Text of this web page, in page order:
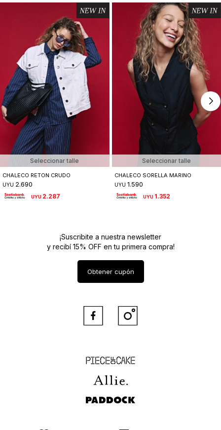
Seleccionar talle
CHALECO RETON CRUDO
UYU 2.690
UYU 2.287
Seleccionar talle
CHALECO SORELLA MARINO
UYU 1.590
UYU 1.352
Piece of Cake
Allie
Paddock
¡Suscribite a nuestra newsletter
y recibí 15% OFF en tu primera compra!
Obtener cupón
 